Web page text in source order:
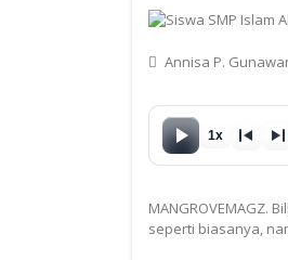
Annisa P.
1x
MANGROVEMAGZ.
seperti biasanya,